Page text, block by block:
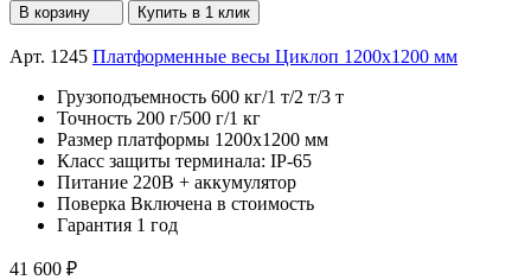
В корзину Купить в 1 клик
Арт. 1245 Платформенные весы Циклоп 1200х1200 мм
Грузоподъемность 600 кг/1 т/2 т/3 т
Точность 200 г/500 г/1 кг
Размер платформы 1200х1200 мм
Класс защиты терминала: IP-65
Питание 220В + аккумулятор
Поверка Включена в стоимость
Гарантия 1 год
41 600 ₽